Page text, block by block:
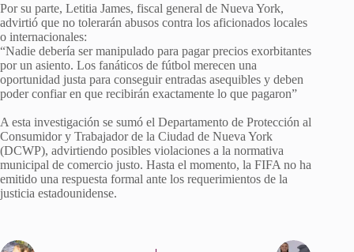
Por su parte, Letitia James, fiscal general de Nueva York,
advirtió que no tolerarán abusos contra los aficionados locales
o internacionales:
“Nadie debería ser manipulado para pagar precios exorbitantes
por un asiento. Los fanáticos de fútbol merecen una
oportunidad justa para conseguir entradas asequibles y deben
poder confiar en que recibirán exactamente lo que pagaron”
A esta investigación se sumó el Departamento de Protección al
Consumidor y Trabajador de la Ciudad de Nueva York
(DCWP), advirtiendo posibles violaciones a la normativa
municipal de comercio justo. Hasta el momento, la FIFA no ha
emitido una respuesta formal ante los requerimientos de la
justicia estadounidense.